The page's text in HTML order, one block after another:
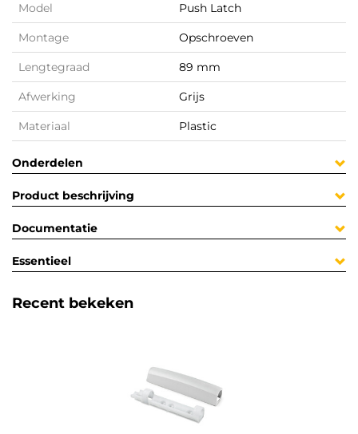
Model Push Latch
Montage Opschroeven
Lengtegraad 89 mm
Afwerking Grijs
Materiaal Plastic
Onderdelen
Product beschrijving
Documentatie
Essentieel
Recent bekeken